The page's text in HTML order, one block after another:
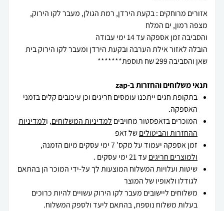
אזורים מרוחקים : בקעת הירדן, רמת הגולן, מעבר לקו הירוק,
הובלה לאזור אילת הערבה ובקעת הירדן ומעבר לקו הירוק בית
שאן והסביבה 299 שח תוספת*******
תנאי משלוחים והחזרות ב-zap
בתקופת חגים ייתכנו עומסים חריגים וכן עיכובים קלים בזמני
האספקה.
המוכרים בזאפסטור מחויבים למדיניות המשלוחים, ולמדיניות
ההחזרות והביטוליםשל זאפ
זמן אספקה יעמוד על מקס' 7 ימי עסקים מיום הזמנה,
ולמוצרים חריגים עד 21 ימי עסקים .
שיטות ועלויות המשלוח המוצעות לך על-ידי המוכר הן בהתאם
לגודלו ולאופיו של המוצר
משלוחים ליישובים מעבר לקו הירוק עשויים להיות כרוכים
בעלות משלוח נוספת, בהתאם ליעד ולספק המשלוח.